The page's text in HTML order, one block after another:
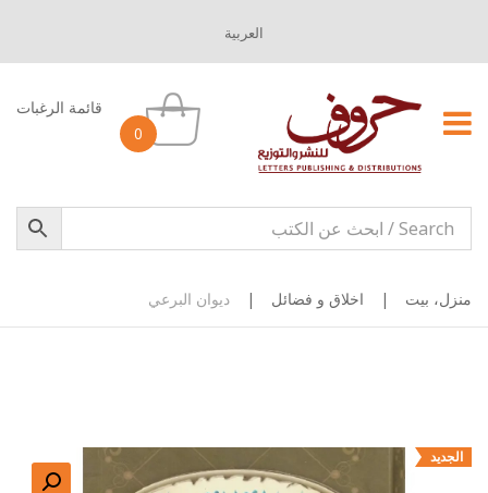
العربية
0
قائمة الرغبات
منزل، بيت | اخلاق و فضائل | ديوان البرعي
الجديد